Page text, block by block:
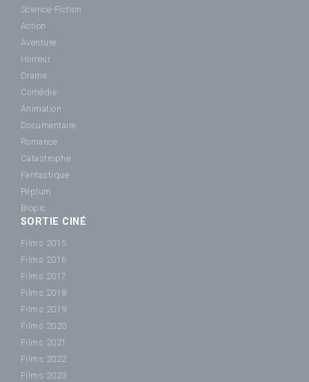
Science-Fiction
Action
Aventure
Horreur
Drame
Comédie
Animation
Documentaire
Romance
Catastrophe
Fantastique
Péplum
Biopic
SORTIE CINÉ
Films 2015
Films 2016
Films 2017
Films 2018
Films 2019
Films 2020
Films 2021
Films 2022
Films 2023